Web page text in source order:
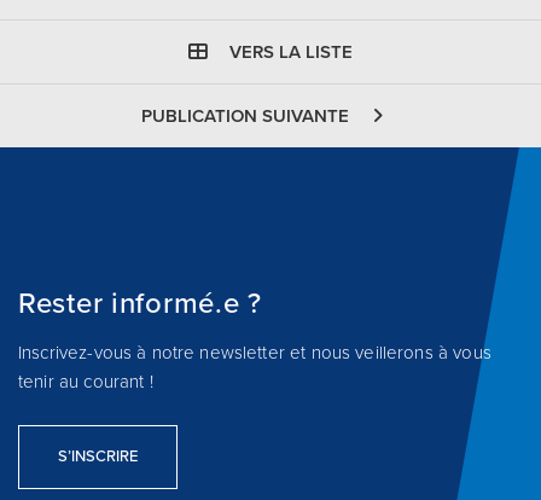
VERS LA LISTE
PUBLICATION SUIVANTE
Rester informé.e ?
Inscrivez-vous à notre newsletter et nous veillerons à vous
tenir au courant !
S’INSCRIRE